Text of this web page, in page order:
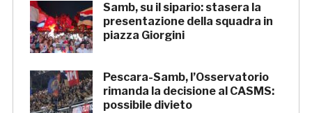
Samb, su il sipario: stasera la
presentazione della squadra in
piazza Giorgini
Pescara-Samb, l’Osservatorio
rimanda la decisione al CASMS:
possibile divieto